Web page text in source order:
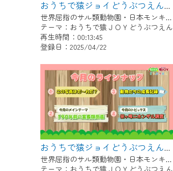
おうちで猿ジョイどうぶつえん～進化ってどういうこと？～（2025年3月16日初回放送）
世界屈指のサル類動物園・日本モンキーセンター協力の親子で学べる動物番組。
テーマ：おうちで猿ＪＯＹどうぶつえん
再生時間：00:13:45
登録日：2025/04/22
おうちで猿ジョイどうぶつえん～190年前の霊長類図鑑～（2024年11月16日初回放送）
世界屈指のサル類動物園・日本モンキーセンター協力の親子で学べる動物番組。
テーマ：おうちで猿ＪＯＹどうぶつえん